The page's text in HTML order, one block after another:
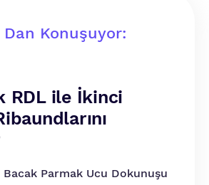
Dan Konuşuyor:
RDL ile İkinci
Parmak Ucu Dokunuşu